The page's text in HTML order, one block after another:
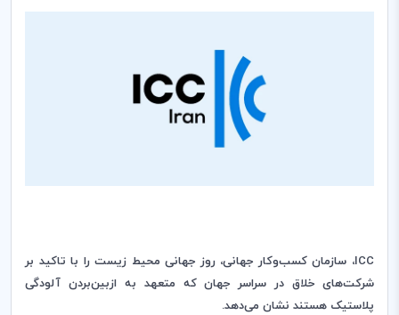
ICC، سازمان کسب‌وکار جهانی، روز جهانی محیط‌ زیست را با تاکید بر
شرکت‌های خلاق در سراسر جهان که متعهد به‌ از‌بین‌بردن آلودگی
پلاستیک هستند نشان می‌دهد.